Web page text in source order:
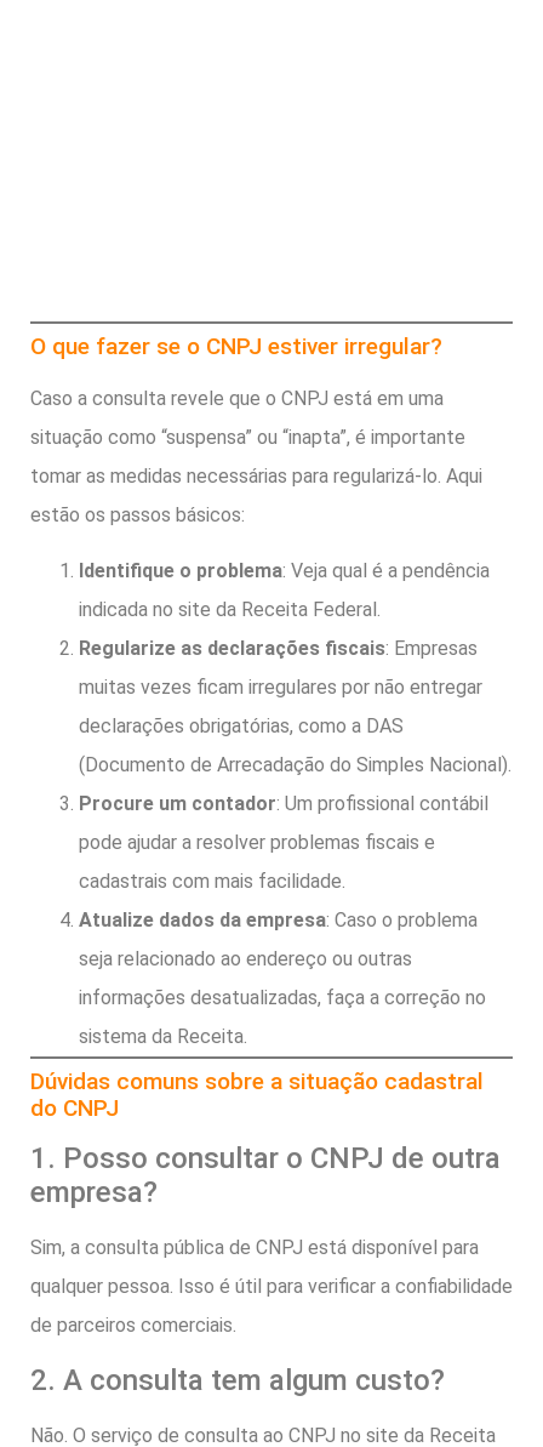
O que fazer se o CNPJ estiver irregular?
Caso a consulta revele que o CNPJ está em uma
situação como “suspensa” ou “inapta”, é importante
tomar as medidas necessárias para regularizá-lo. Aqui
estão os passos básicos:
Identifique o problema: Veja qual é a pendência
indicada no site da Receita Federal.
Regularize as declarações fiscais: Empresas
muitas vezes ficam irregulares por não entregar
declarações obrigatórias, como a DAS
(Documento de Arrecadação do Simples Nacional).
Procure um contador: Um profissional contábil
pode ajudar a resolver problemas fiscais e
cadastrais com mais facilidade.
Atualize dados da empresa: Caso o problema
seja relacionado ao endereço ou outras
informações desatualizadas, faça a correção no
sistema da Receita.
Dúvidas comuns sobre a situação cadastral
do CNPJ
1. Posso consultar o CNPJ de outra
empresa?
Sim, a consulta pública de CNPJ está disponível para
qualquer pessoa. Isso é útil para verificar a confiabilidade
de parceiros comerciais.
2. A consulta tem algum custo?
Não. O serviço de consulta ao CNPJ no site da Receita